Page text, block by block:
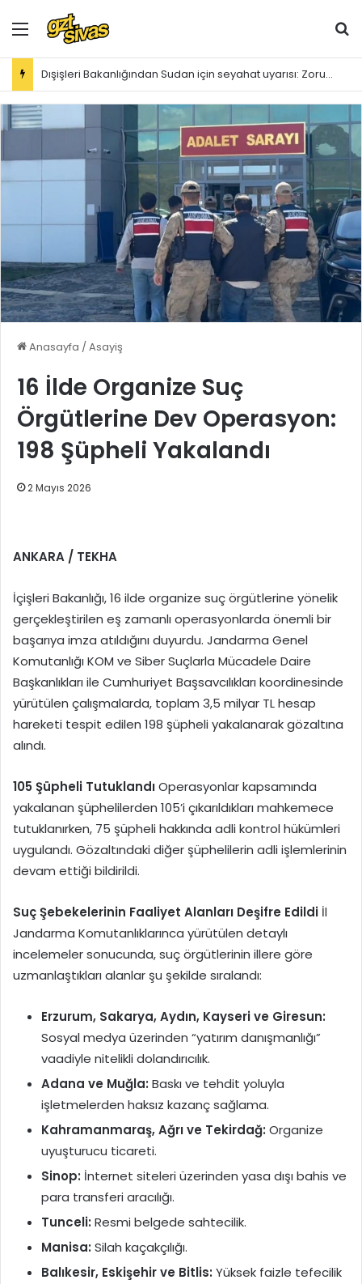
Menü
Dışişleri Bakanlığından Sudan için seyahat uyarısı: Zorunlu değilse gitmeyin
Anasayfa /Asayiş
16 İlde Organize Suç
Örgütlerine Dev Operasyon:
198 Şüpheli Yakalandı
2 Mayıs 2026
ANKARA / TEKHA
İçişleri Bakanlığı, 16 ilde organize suç örgütlerine yönelik
gerçekleştirilen eş zamanlı operasyonlarda önemli bir
başarıya imza atıldığını duyurdu. Jandarma Genel
Komutanlığı KOM ve Siber Suçlarla Mücadele Daire
Başkanlıkları ile Cumhuriyet Başsavcılıkları koordinesinde
yürütülen çalışmalarda, toplam 3,5 milyar TL hesap
hareketi tespit edilen 198 şüpheli yakalanarak gözaltına
alındı.
105 Şüpheli TutuklandıOperasyonlar kapsamında
yakalanan şüphelilerden 105’i çıkarıldıkları mahkemece
tutuklanırken, 75 şüpheli hakkında adli kontrol hükümleri
uygulandı. Gözaltındaki diğer şüphelilerin adli işlemlerinin
devam ettiği bildirildi.
Suç Şebekelerinin Faaliyet Alanları Deşifre Edildi İl
Jandarma Komutanlıklarınca yürütülen detaylı
incelemeler sonucunda, suç örgütlerinin illere göre
uzmanlaştıkları alanlar şu şekilde sıralandı:
Erzurum, Sakarya, Aydın, Kayseri ve Giresun:
Sosyal medya üzerinden “yatırım danışmanlığı”
vaadiyle nitelikli dolandırıcılık.
Adana ve Muğla: Baskı ve tehdit yoluyla
işletmelerden haksız kazanç sağlama.
Kahramanmaraş, Ağrı ve Tekirdağ: Organize
uyuşturucu ticareti.
Sinop: İnternet siteleri üzerinden yasa dışı bahis ve
para transferi aracılığı.
Tunceli: Resmi belgede sahtecilik.
Manisa: Silah kaçakçılığı.
Balıkesir, Eskişehir ve Bitlis: Yüksek faizle tefecilik